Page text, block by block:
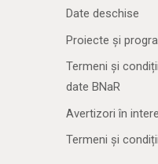
Date deschise
Proiecte și
Termeni și
date BNaR
Avertizori în
Termeni și condiții